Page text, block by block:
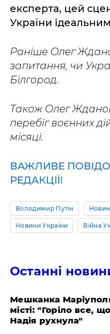
експерта, цей
України
Раніше Олег
запитання, чи
Білгород.
Також Олег
перебіг воєнних
місяці.
ВАЖЛИВЕ
РЕДАКЦІЇ!
Володимир Путін
Новини України Війна
Останні
Мешканка
місті: "Горіло все,
Надія рухнула"